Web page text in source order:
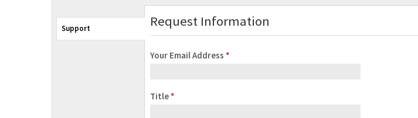
Support Request Information
Your Email Address *
Title *